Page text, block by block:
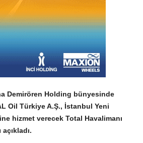
Demirören Holding bünyesinde
Oil Türkiye A.Ş., İstanbul Yeni
hizmet verecek Total Havalimanı